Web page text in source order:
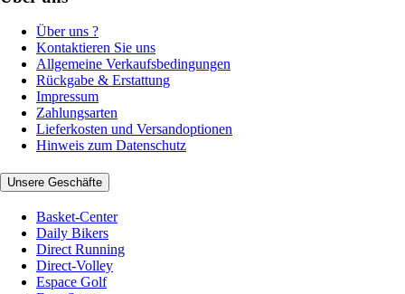
Über uns ?
Kontaktieren Sie uns
Allgemeine Verkaufsbedingungen
Rückgabe & Erstattung
Impressum
Zahlungsarten
Lieferkosten und Versandoptionen
Hinweis zum Datenschutz
Unsere Geschäfte
Basket-Center
Daily Bikers
Direct Running
Direct-Volley
Espace Golf